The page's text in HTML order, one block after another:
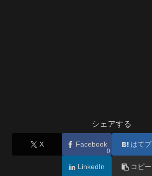
シェアする
X Facebook
0
はてブ
LinkedIn コピー